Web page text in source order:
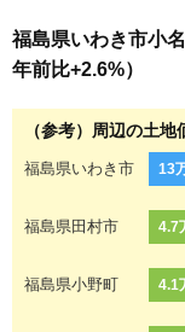
福島県いわき市小
年前比+2.6%）
（参考）周辺の土地
福島県いわき市 13
福島県田村市 4.7
福島県小野町 4.1